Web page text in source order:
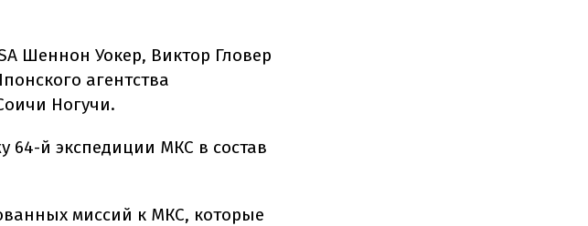
Шеннон Уокер, Виктор Гловер
агентства
Ногучи.
64-й экспедиции МКС в состав
миссий к МКС, которые